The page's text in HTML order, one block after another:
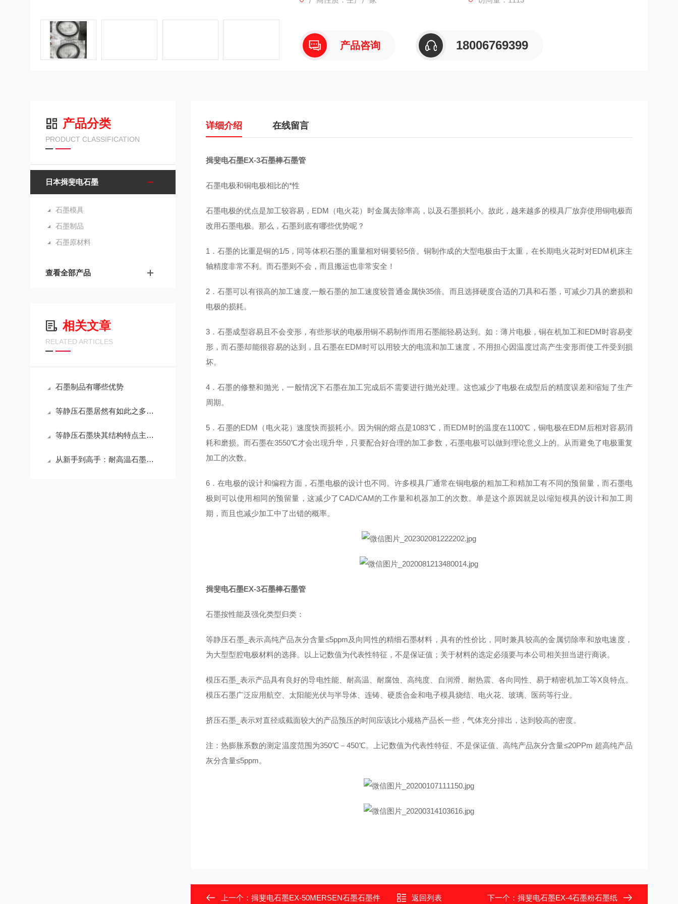
产品咨询 18006769399
产品分类
PRODUCT CLASSIFICATION
日本揖斐电石墨
石墨模具
石墨制品
石墨原材料
查看全部产品
相关文章
RELATED ARTICLES
石墨制品有哪些优势
等静压石墨居然有如此之多的作用
等静压石墨块其结构特点主要体现在以下几个方面
从新手到高手：耐高温石墨坩埚使用全攻略，让你的工作更出色！
详细介绍 在线留言
揖斐电石墨EX-3石墨棒石墨管
石墨电极和铜电极相比的*性
石墨电极的优点是加工较容易，EDM（电火花）时金属去除率高，以及石墨损耗小。故此，越来越多的模具厂放弃使用铜电极而
改用石墨电极。那么，石墨到底有哪些优势呢？
1．石墨的比重是铜的1/5，同等体积石墨的重量相对铜要轻5倍。铜制作成的大型电极由于太重，在长期电火花时对EDM机床主
轴精度非常不利。而石墨则不会，而且搬运也非常安全！
2．石墨可以有很高的加工速度,一般石墨的加工速度较普通金属快35倍。而且选择硬度合适的刀具和石墨，可减少刀具的磨损和
电极的损耗。
3．石墨成型容易且不会变形，有些形状的电极用铜不易制作而用石墨能轻易达到。如：薄片电极，铜在机加工和EDM时容易变
形，而石墨却能很容易的达到，且石墨在EDM时可以用较大的电流和加工速度，不用担心因温度过高产生变形而使工件受到损
坏。
4．石墨的修整和抛光，一般情况下石墨在加工完成后不需要进行抛光处理。这也减少了电极在成型后的精度误差和缩短了生产
周期。
5．石墨的EDM（电火花）速度快而损耗小。因为铜的熔点是1083℃，而EDM时的温度在1100℃，铜电极在EDM后相对容易消
耗和磨损。而石墨在3550℃才会出现升华，只要配合好合理的加工参数，石墨电极可以做到理论意义上的。从而避免了电极重复
加工的次数。
6．在电极的设计和编程方面，石墨电极的设计也不同。许多模具厂通常在铜电极的粗加工和精加工有不同的预留量，而石墨电
极则可以使用相同的预留量，这减少了CAD/CAM的工作量和机器加工的次数。单是这个原因就足以缩短模具的设计和加工周
期，而且也减少加工中了出错的概率。
揖斐电石墨EX-3石墨棒石墨管
石墨按性能及强化类型归类：
等静压石墨_表示高纯产品灰分含量≤5ppm及向同性的精细石墨材料，具有的性价比，同时兼具较高的金属切除率和放电速度，
为大型型腔电极材料的选择。以上记数值为代表性特征，不是保证值；关于材料的选定必须要与本公司相关担当进行商谈。
模压石墨_表示产品具有良好的导电性能、耐高温、耐腐蚀、高纯度、自润滑、耐热震、各向同性、易于精密机加工等X良特点。
模压石墨广泛应用航空、太阳能光伏与半导体、连铸、硬质合金和电子模具烧结、电火花、玻璃、医药等行业。
挤压石墨_表示对直径或截面较大的产品预压的时间应该比小规格产品长一些，气体充分排出，达到较高的密度。
注：热膨胀系数的测定温度范围为350℃－450℃。上记数值为代表性特征、不是保证值、高纯产品灰分含量≤20PPm 超高纯产品
灰分含量≤5ppm。
上一个： 揖斐电石墨EX-50MERSEN石墨石墨件 返回列表 下一个： 揖斐电石墨EX-4石墨粉石墨纸